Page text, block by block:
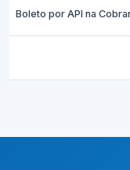
Boleto por API na